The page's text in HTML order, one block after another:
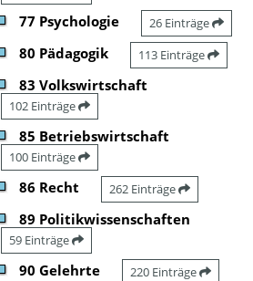
77 Psychologie 26 Einträge
80 Pädagogik 113 Einträge
83 Volkswirtschaft
102 Einträge
85 Betriebswirtschaft
100 Einträge
86 Recht 262 Einträge
89 Politikwissenschaften
59 Einträge
90 Gelehrte 220 Einträge